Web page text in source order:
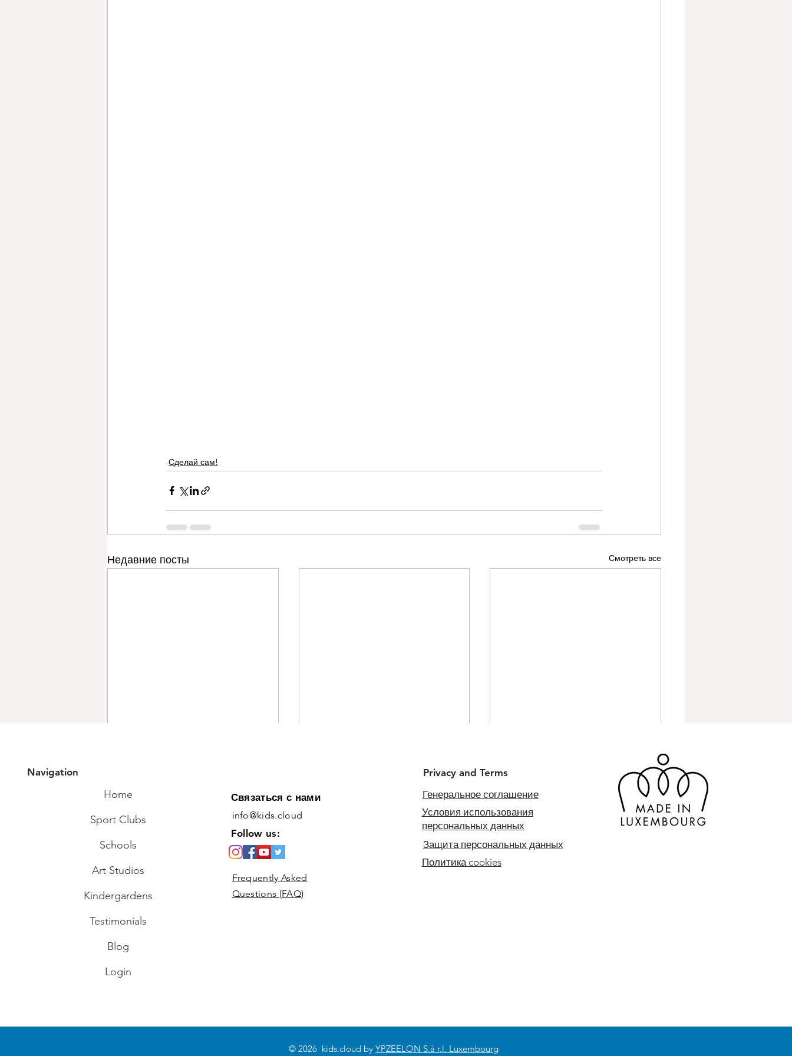
Сделай сам!
Недавние посты Смотреть все
Парихмахерский салон для
волос из листьев - Сделай
сам!
Как сделать трехцветный
Navigation
Home
Sport Clubs
Schools
Art Studios
Kindergardens
Testimonials
Blog
Login
Связаться с нами
info@kids.cloud
Follow us:
Frequently Asked
Questions (FAQ)
Privacy and Terms
Генеральное соглашение
Условия использования
персональных данных
Защита персональных данных
Политика cookies
© 2026 kids.cloud by YPZEELON S.à r.l. Luxembourg